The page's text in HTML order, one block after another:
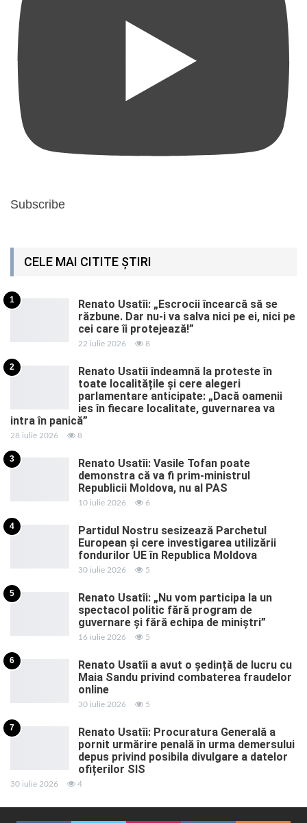
Subscribe
CELE MAI CITITE ȘTIRI
1
Renato Usatîi: „Escrocii încearcă să se
răzbune. Dar nu-i va salva nici pe ei, nici pe
cei care îi protejează!”
22 iulie 2026 8
2
Renato Usatîi îndeamnă la proteste în
toate localitățile și cere alegeri
parlamentare anticipate: „Dacă oamenii
ies în fiecare localitate, guvernarea va
intra în panică”
28 iulie 2026 8
3
Renato Usatîi: Vasile Tofan poate
demonstra că va fi prim-ministrul
Republicii Moldova, nu al PAS
10 iulie 2026 6
4
Partidul Nostru sesizează Parchetul
European și cere investigarea utilizării
fondurilor UE în Republica Moldova
30 iulie 2026 5
5
Renato Usatîi: „Nu vom participa la un
spectacol politic fără program de
guvernare și fără echipa de miniștri”
16 iulie 2026 5
6
Renato Usatîi a avut o ședință de lucru cu
Maia Sandu privind combaterea fraudelor
online
30 iulie 2026 5
7
Renato Usatîi: Procuratura Generală a
pornit urmărire penală în urma demersului
depus privind posibila divulgare a datelor
ofițerilor SIS
30 iulie 2026 4